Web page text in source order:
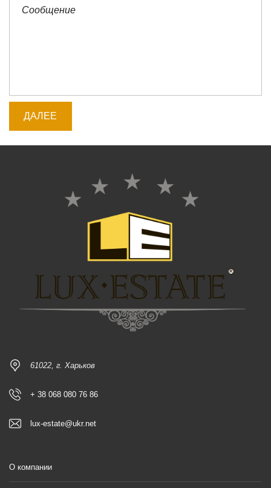
61022, г. Харьков
+ 38 068 080 76 86
lux-estate@ukr.net
О компании